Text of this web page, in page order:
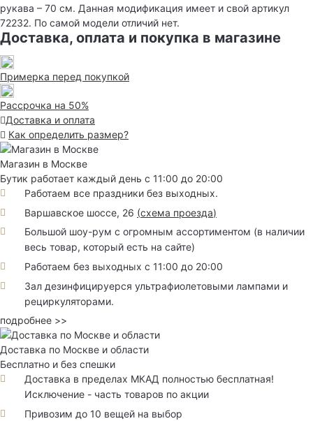
рукава – 70 см. Данная модификация имеет и свой артикул
72232. По самой модели отличий нет.
Доставка, оплата и покупка в магазине
Примерка перед покупкой
Рассрочка на 50%
Доставка и оплата
Как определить размер?
Магазин в Москве
Бутик работает каждый день с 11:00 до 20:00
Работаем все праздники без выходных.
Варшавское шоссе, 26 (схема проезда)
Большой шоу-рум с огромным ассортиментом (в наличии
весь товар, который есть на сайте)
Работаем без выходных с 11:00 до 20:00
Зал дезинфицируерся ультрафиолетовыми лампами и
рециркуляторами.
подробнее >>
Доставка по Москве и области
Бесплатно и без спешки
Доставка в пределах МКАД полностью бесплатная!
Исключение - часть товаров по акции
Привозим до 10 вещей на выбор